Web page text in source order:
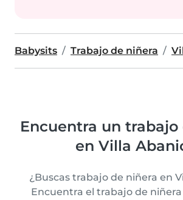
Babysits Trabajo de niñera
Encuentra un trabajo
en Villa
¿Buscas trabajo de niñera en
Encuentra el trabajo de